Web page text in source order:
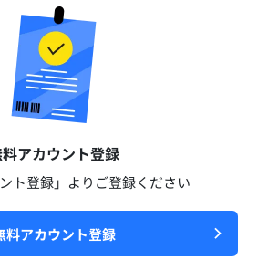
アカウント登録​
ト登録」よりご登録ください​
料アカウント登録